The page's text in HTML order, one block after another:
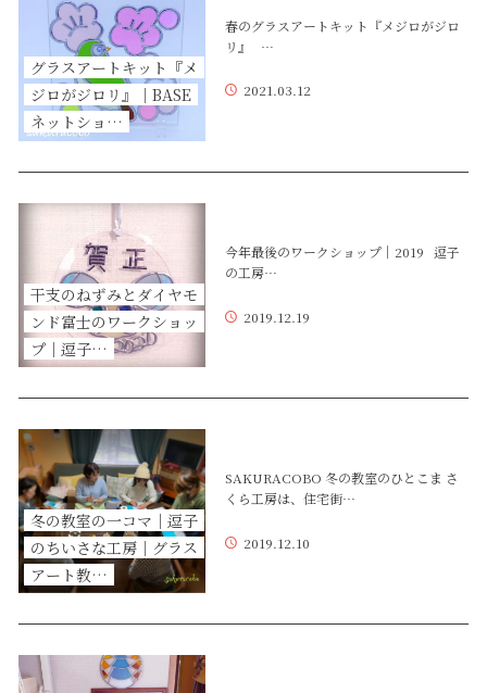
グラスアートキット『メ
ジロがジロリ』｜BASE
ネットショ…
春のグラスアートキット『メジロがジロ
リ』 …
2021.03.12
干支のねずみとダイヤモ
ンド富士のワークショッ
プ｜逗子…
今年最後のワークショップ｜2019 逗子
の工房…
2019.12.19
冬の教室の一コマ｜逗子
のちいさな工房｜グラス
アート教…
SAKURACOBO 冬の教室のひとこま さ
くら工房は、住宅街…
2019.12.10